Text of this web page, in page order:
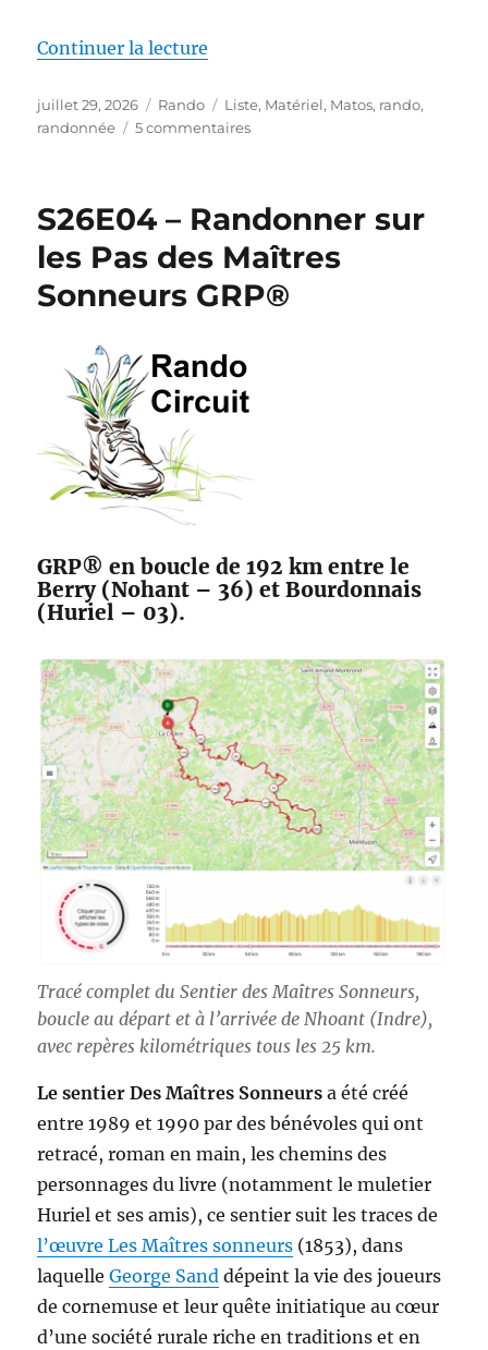
Continuer la lecture
Publié
le
juillet 29, 2026 Catégories
Rando Étiquettes
Liste, Matériel, Matos, rando,
randonnée
5 commentairessur
la
:
sur
les
S26E04 – Randonner sur
les Pas des Maîtres
Sonneurs GRP®
GRP® en boucle de 192 km entre le
Berry (Nohant – 36) et Bourdonnais
(Huriel – 03).
Tracé complet du Sentier des Maîtres Sonneurs,
boucle au départ et à l’arrivée de Nhoant (Indre),
avec repères kilométriques tous les 25 km.
Le sentier Des Maîtres Sonneurs a été créé
entre 1989 et 1990 par des bénévoles qui ont
retracé, roman en main, les chemins des
personnages du livre (notamment le muletier
Huriel et ses amis), ce sentier suit les traces de
l’œuvre Les Maîtres sonneurs (1853), dans
laquelleGeorge Sand dépeint la vie des joueurs
de cornemuse et leur quête initiatique au cœur
d’une société rurale riche en traditions et en